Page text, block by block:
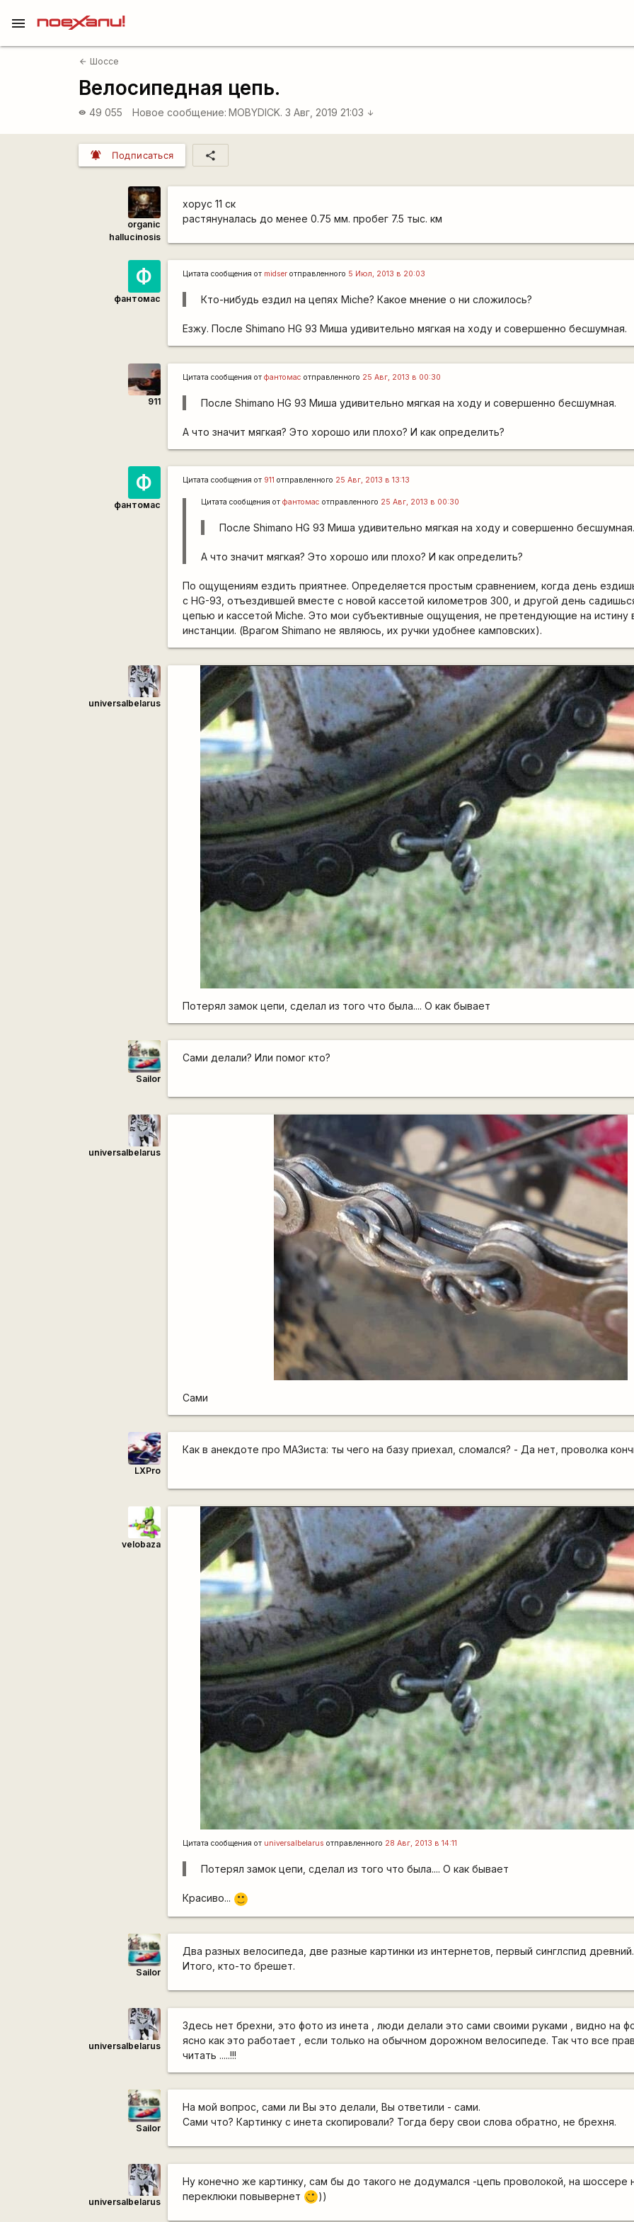
menu
arrow_back Шоссе
Велосипедная цепь.
visibility 49 055 Новое сообщение: MOBYDICK. 3 Авг, 2019 21:03 arrow_downward
notifications_active Подписаться share
organic
hallucinosis
хорус 11 ск
растянуналась до менее 0.75 мм. пробег 7.5 тыс. км
Ф
фантомас
Цитата сообщения от midser отправленного 5 Июл, 2013 в 20:03
Кто-нибудь ездил на цепях Miche? Какое мнение о ни сложилось?
Езжу. После Shimano HG 93 Миша удивительно мягкая на ходу и совершенно бесшумная.
911
Цитата сообщения отфантомас отправленного 25 Авг, 2013 в 00:30
После Shimano HG 93 Миша удивительно мягкая на ходу и совершенно бесшумная.
А что значит мягкая? Это хорошо или плохо? И как определить?
Ф
фантомас
Цитата сообщения от 911 отправленного 25 Авг, 2013 в 13:13
Цитата сообщения отфантомас отправленного 25 Авг, 2013 в 00:30
После Shimano HG 93 Миша удивительно мягкая на ходу и совершенно бесшумная.
А что значит мягкая? Это хорошо или плохо? И как определить?
По ощущениям ездить приятнее. Определяется простым сравнением, когда день
с HG-93, отъездившей вместе с новой кассетой километров 300, и другой день
цепью и кассетой Miche. Это мои субъективные ощущения, не претендующие на истину
инстанции. (Врагом Shimano не являюсь, их ручки удобнее камповских).
universalbelarus
Потерял замок цепи, сделал из того что была.... О как бывает
Sailor
Сами делали? Или помог кто?
universalbelarus
Сами
LXPro
Как в анекдоте про МАЗиста: ты чего на базу приехал, сломался? - Да нет, проволка
velobaza
Цитата сообщения от universalbelarus отправленного 28 Авг, 2013 в 14:11
Потерял замок цепи, сделал из того что была.... О как бывает
Красиво... :)
Sailor
Два разных велосипеда, две разные картинки из интернетов, первый синглспид древний.
Итого, кто-то брешет.
universalbelarus
Здесь нет брехни, это фото из инета , люди делали это сами своими руками , видно на
ясно как это работает , если только на обычном дорожном велосипеде. Так что все
читать .....!!!
Sailor
На мой вопрос, сами ли Вы это делали, Вы ответили - сами.
Сами что? Картинку с инета скопировали? Тогда беру свои слова обратно, не брехня.
universalbelarus
Ну конечно же картинку, сам бы до такого не додумался -цепь проволокой, на шоссере
переклюки повывернет
;) ))